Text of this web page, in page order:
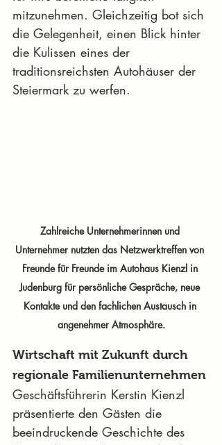
mitzunehmen. Gleichzeitig bot sich
die Gelegenheit, einen Blick hinter
die Kulissen eines der
traditionsreichsten Autohäuser der
Steiermark zu werfen.
Zahlreiche Unternehmerinnen und
Unternehmer nutzten das Netzwerktreffen von
Freunde für Freunde im Autohaus Kienzl in
Judenburg für persönliche Gespräche, neue
Kontakte und den fachlichen Austausch in
angenehmer Atmosphäre.
Wirtschaft mit Zukunft durch
regionale Familienunternehmen
Geschäftsführerin Kerstin Kienzl
präsentierte den Gästen die
beeindruckende Geschichte des